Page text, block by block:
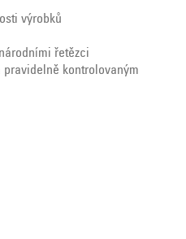
výrobků
řetězci
pravidelně kontrolovaným